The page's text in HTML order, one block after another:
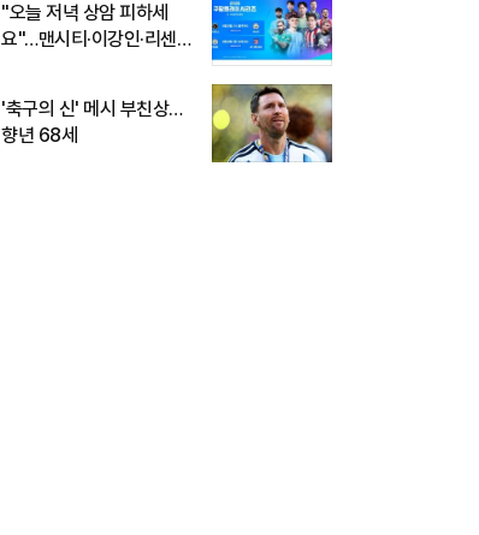
"오늘 저녁 상암 피하세
요"…맨시티·이강인·리센느
'축구의 신' 메시 부친상…
향년 68세